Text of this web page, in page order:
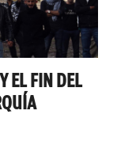
EL FIN DEL